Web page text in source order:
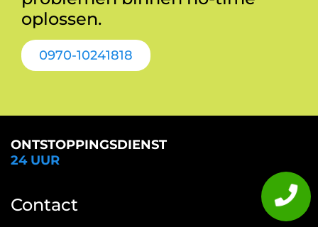
oplossen.
0970-10241818
ONTSTOPPINGSDIENST
24 UUR
Contact